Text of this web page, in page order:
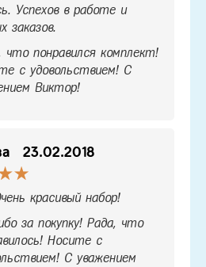
Успехов в работе и
заказов.
что понравился комплект!
с удовольствием! С
Виктор!
23.02.2018
красивый набор!
за покупку! Рада, что
Носите с
С уважением